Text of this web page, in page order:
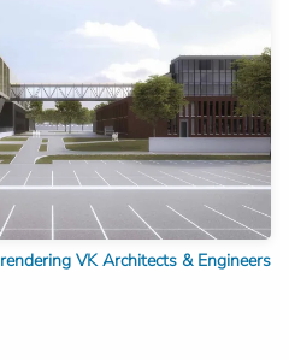
rendering VK Architects & Engineers